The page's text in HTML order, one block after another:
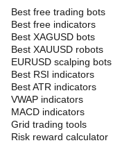
Best free trading bots
Best free indicators
Best XAGUSD bots
Best XAUUSD robots
EURUSD scalping bots
Best RSI indicators
Best ATR indicators
VWAP indicators
MACD indicators
Grid trading tools
Risk reward calculator